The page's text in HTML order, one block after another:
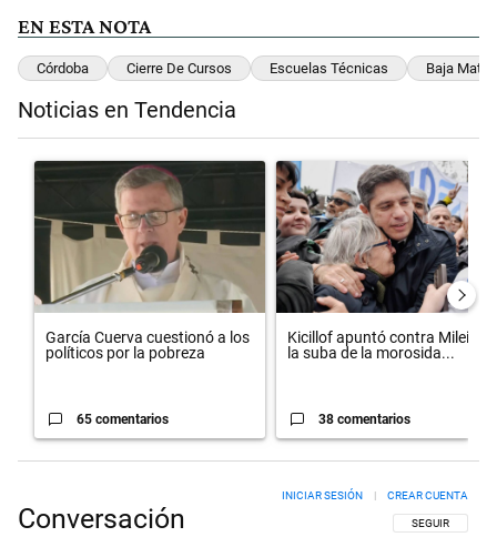
EN ESTA NOTA
Córdoba Cierre De Cursos Escuelas Técnicas Baja
Noticias en Tendencia
Un artículo de tendencia con el título "García Cuerva cuestionó a
García Cuerva cuestionó a los
políticos por la pobreza
65 comentarios
Un artículo de tendencia con el
Kicillof apuntó contra Milei por
la suba de la morosida...
38 comentarios
Conversación SIGA ESTA
SEGUIR
INICIAR SESIÓN CREAR CUENTA